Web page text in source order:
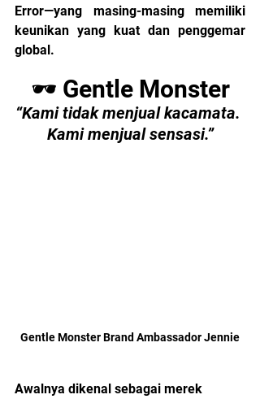
Error—yang masing-masing memiliki
keunikan yang kuat dan penggemar
global.
🕶️ Gentle Monster
“Kami tidak menjual kacamata.
Kami menjual sensasi.”
Gentle Monster Brand Ambassador Jennie
Awalnya dikenal sebagai merek